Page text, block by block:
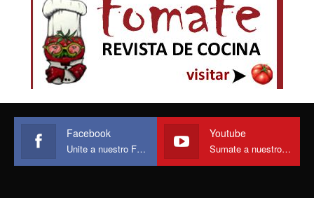
Facebook
Unite a nuestro Face
Youtube
Sumate a nuestro canal